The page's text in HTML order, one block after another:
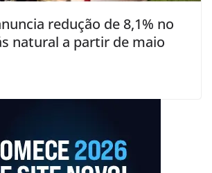
redução de 8,1% no
natural a partir de maio